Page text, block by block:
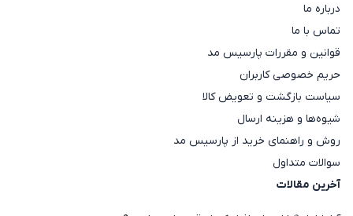
درباره ما
تماس با ما
قوانین و مقررات پارسیس مد
حریم خصوصی کاربران
سیاست بازگشت و تعویض کالا
شیوه‌ها و هزینه ارسال
روش و راهنمای خرید از پارسیس مد
سوالات متداول
آخرین مقالات